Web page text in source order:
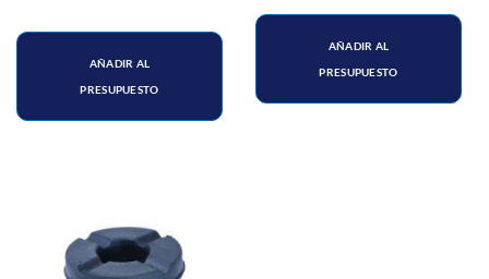
AÑADIR AL
PRESUPUESTO
AÑADIR AL
PRESUPUESTO